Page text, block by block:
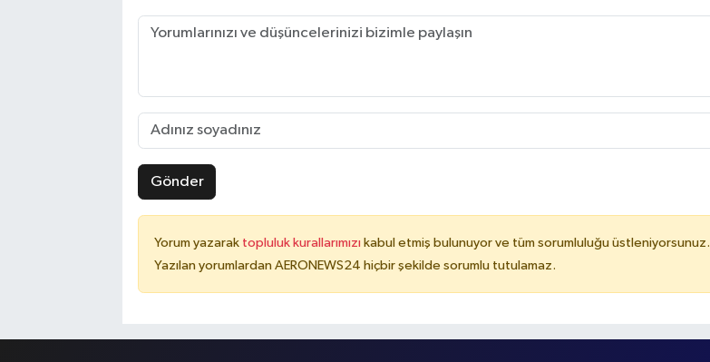
Gönder
Yorum yazarak topluluk kurallarımızı kabul etmiş bulunuyor ve tüm sorumluluğu üstleniyorsunuz.
Yazılan yorumlardan AERONEWS24 hiçbir şekilde sorumlu tutulamaz.